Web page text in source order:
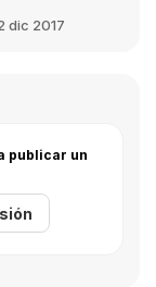
dic 2017
publicar un